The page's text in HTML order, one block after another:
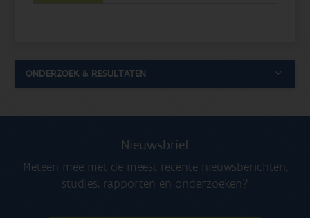
ONDERZOEK & RESULTATEN
Nieuwsbrief
Meteen mee met de meest recente nieuwsberichten,
studies, rapporten en onderzoeken?